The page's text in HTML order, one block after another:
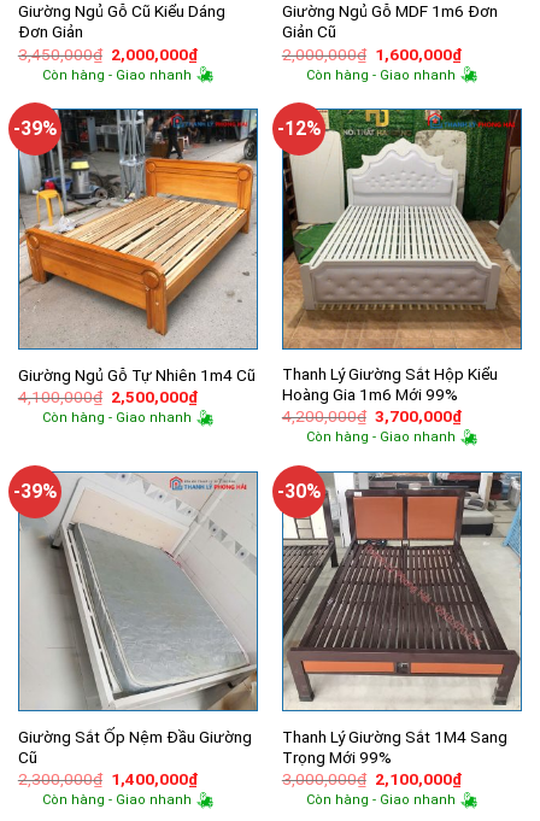
Giường Ngủ Gỗ Cũ Kiểu Dáng
Đơn Giản
3,450,000₫ Giá
gốc
là:
2,000,000₫Giá
hiện
tại
2,000,000₫.
Còn hàng - Giao nhanh
Giường Ngủ Gỗ MDF 1m6 Đơn
Giản Cũ
2,000,000₫ Giá
gốc
là:
1,600,000₫Giá
hiện
tại
Còn hàng - Giao nhanh
-39%
Giường Ngủ Gỗ Tự Nhiên 1m4 Cũ
4,100,000₫ Giá
gốc
là:
2,500,000₫Giá
hiện
tại
Còn hàng - Giao nhanh
-12%
Thanh Lý Giường Sắt Hộp Kiểu
Hoàng Gia 1m6 Mới 99%
4,200,000₫ Giá
gốc
là:
3,700,000₫Giá
hiện
tại
Còn hàng - Giao nhanh
-39%
Giường Sắt Ốp Nệm Đầu Giường
Cũ
2,300,000₫ Giá
gốc
là:
1,400,000₫Giá
hiện
tại
Còn hàng - Giao nhanh
-30%
Thanh Lý Giường Sắt 1M4 Sang
Trọng Mới 99%
3,000,000₫ Giá
gốc
là:
2,100,000₫Giá
hiện
tại
Còn hàng - Giao nhanh